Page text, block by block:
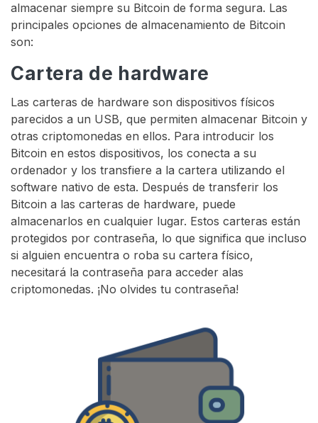
almacenar siempre su Bitcoin de forma segura. Las
principales opciones de almacenamiento de Bitcoin
son:
Cartera de hardware
Las carteras de hardware son dispositivos físicos
parecidos a un USB, que permiten almacenar Bitcoin y
otras criptomonedas en ellos. Para introducir los
Bitcoin en estos dispositivos, los conecta a su
ordenador y los transfiere a la cartera utilizando el
software nativo de esta. Después de transferir los
Bitcoin a las carteras de hardware, puede
almacenarlos en cualquier lugar. Estos carteras están
protegidos por contraseña, lo que significa que incluso
si alguien encuentra o roba su cartera físico,
necesitará la contraseña para acceder alas
criptomonedas. ¡No olvides tu contraseña!